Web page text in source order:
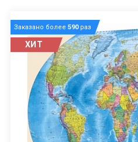
Заказано более 590раз
ХИТ